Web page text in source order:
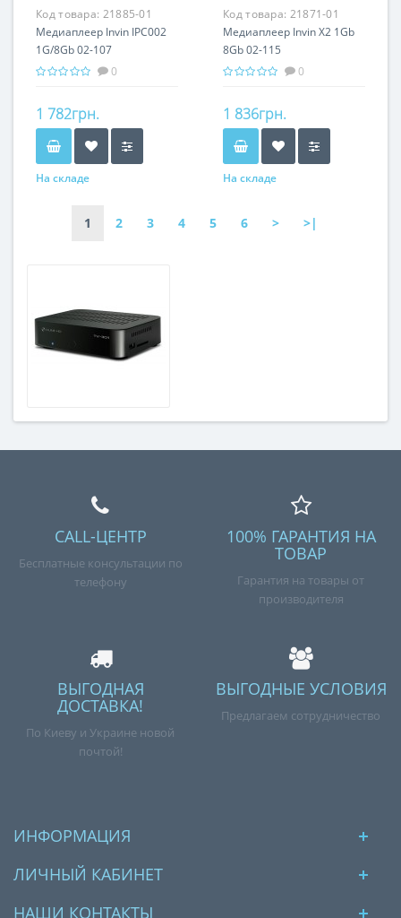
Код товара: 21885-01
Медиаплеер Invin IPC002
1G/8Gb 02-107
0
1 782грн.
На складе
Код товара: 21871-01
Медиаплеер Invin X2 1Gb
8Gb 02-115
0
1 836грн.
На складе
1 2 3 4 5 6 > >|
CALL-ЦЕНТР
Бесплатные консультации по
телефону
100% ГАРАНТИЯ НА
ТОВАР
Гарантия на товары от
производителя
ВЫГОДНАЯ
ДОСТАВКА!
По Киеву и Украине новой
почтой!
ВЫГОДНЫЕ УСЛОВИЯ
Предлагаем сотрудничество
ИНФОРМАЦИЯ
ЛИЧНЫЙ КАБИНЕТ
НАШИ КОНТАКТЫ